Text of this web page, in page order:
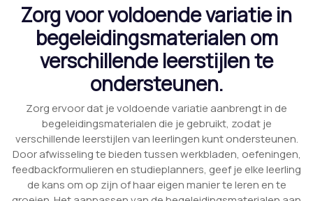
Zorg voor voldoende variatie in
begeleidingsmaterialen om
verschillende leerstijlen te
ondersteunen.
Zorg ervoor dat je voldoende variatie aanbrengt in de
begeleidingsmaterialen die je gebruikt, zodat je
verschillende leerstijlen van leerlingen kunt ondersteunen.
Door afwisseling te bieden tussen werkbladen, oefeningen,
feedbackformulieren en studieplanners, geef je elke leerling
de kans om op zijn of haar eigen manier te leren en te